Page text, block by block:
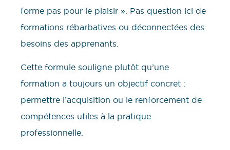
forme pas pour le plaisir ». Pas question ici de
formations rébarbatives ou déconnectées des
besoins des apprenants.
Cette formule souligne plutôt qu’une
formation a toujours un objectif concret :
permettre l’acquisition ou le renforcement de
compétences utiles à la pratique
professionnelle.